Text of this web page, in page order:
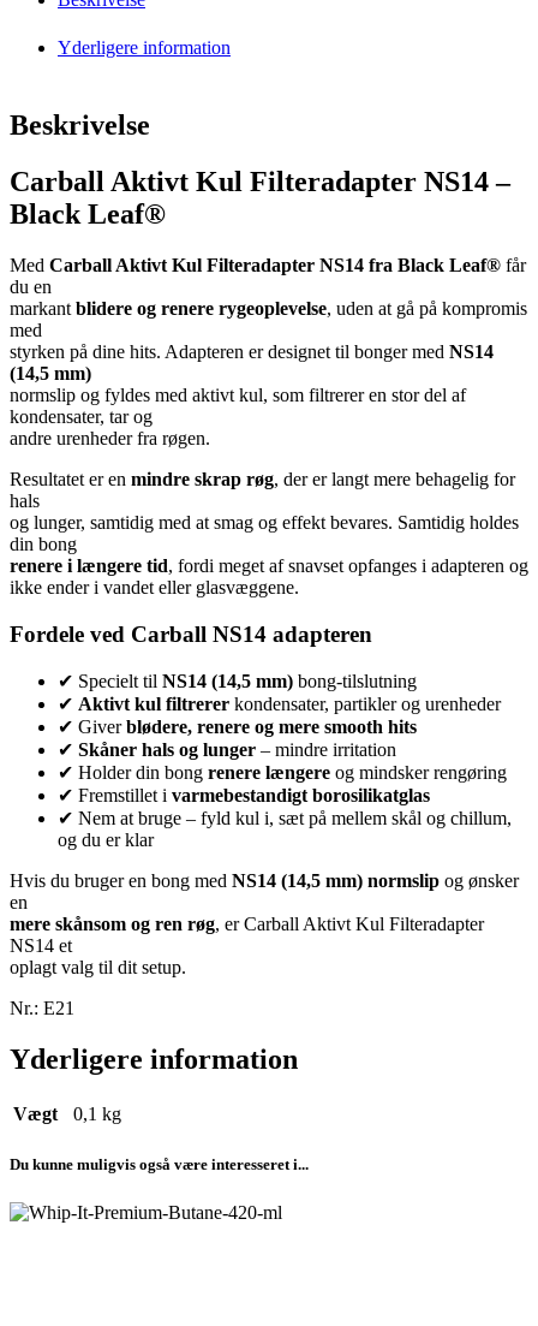
Yderligere information
Beskrivelse
Carball Aktivt Kul Filteradapter NS14 –
Black Leaf®
Med Carball Aktivt Kul Filteradapter NS14 fra Black Leaf® får
du en
markant blidere og renere rygeoplevelse, uden at gå på kompromis
med
styrken på dine hits. Adapteren er designet til bonger med NS14
(14,5 mm)
normslip og fyldes med aktivt kul, som filtrerer en stor del af
kondensater, tar og
andre urenheder fra røgen.
Resultatet er en mindre skrap røg, der er langt mere behagelig for
hals
og lunger, samtidig med at smag og effekt bevares. Samtidig holdes
din bong
renere i længere tid, fordi meget af snavset opfanges i adapteren og
ikke ender i vandet eller glasvæggene.
Fordele ved Carball NS14 adapteren
✔ Specielt til NS14 (14,5 mm) bong-tilslutning
✔ Aktivt kul filtrerer kondensater, partikler og urenheder
✔ Giverblødere, renere og mere smooth hits
✔ Skåner hals og lunger – mindre irritation
✔ Holder din bong renere længere og mindsker rengøring
✔ Fremstillet i varmebestandigt borosilikatglas
✔ Nem at bruge – fyld kul i, sæt på mellem skål og chillum,
og du er klar
Hvis du bruger en bong med NS14 (14,5 mm) normslip og ønsker
en
mere skånsom og ren røg, er Carball Aktivt Kul Filteradapter
NS14 et
oplagt valg til dit setup.
Nr.: E21
Yderligere information
Vægt 0,1 kg
Du kunne muligvis også være interesseret i...